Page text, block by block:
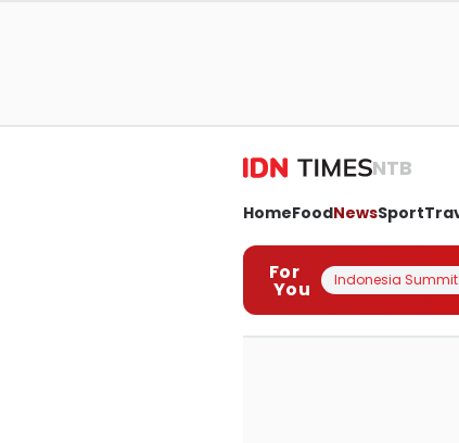
NTB
HomeFoodNewsSport
For
You Indonesia Summit